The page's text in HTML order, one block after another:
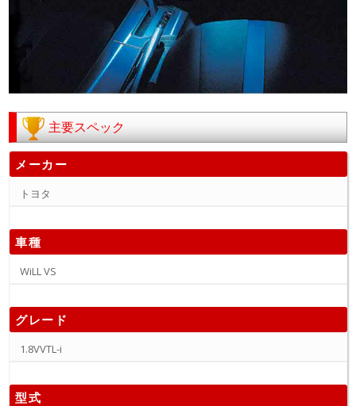
主要スペック
メーカー
トヨタ
車種
WiLL VS
グレード
1.8VVTL-i
型式